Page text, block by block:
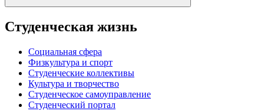
Студенческая жизнь
Социальная сфера
Физкультура и спорт
Студенческие коллективы
Культура и творчество
Студенческое самоуправление
Студенческий портал